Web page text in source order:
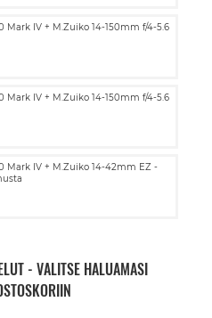
Mark IV + M.Zuiko 14-150mm f/4-5.6
Mark IV + M.Zuiko 14-150mm f/4-5.6
Mark IV + M.Zuiko 14-42mm EZ -
- VALITSE HALUAMASI